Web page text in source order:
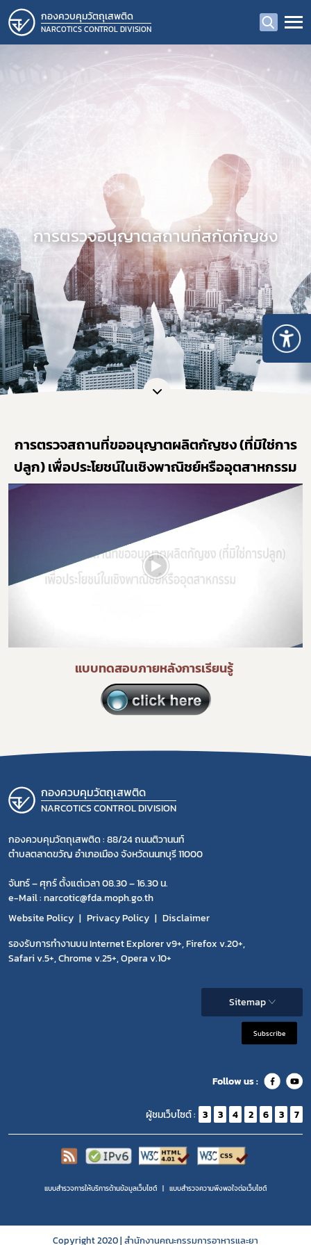
กองควบคุมวัตถุเสพติด
NARCOTICS CONTROL DIVISION
การตรวจอนุญาตสถานที่สกัดกัญชง
การตรวจสถานที่ขออนุญาตผลิตกัญชง (ที่มิใช่การ
ปลูก) เพื่อประโยชน์ในเชิงพาณิชย์หรืออุตสาหกรรม
แบบทดสอบภายหลังการเรียนรู้
กองควบคุมวัตถุเสพติด
NARCOTICS CONTROL DIVISION
กองควบคุมวัตถุเสพติด : 88/24 ถนนติวานนท์
ตำบลตลาดขวัญ อำเภอเมือง จังหวัดนนทบุรี 11000
จันทร์ – ศุกร์ ตั้งแต่เวลา 08.30 – 16.30 น.
e-Mail : narcotic@fda.moph.go.th
Website Policy
Privacy Policy
Disclaimer
รองรับการทำงานบน Internet Explorer v9+, Firefox v.20+,
Safari v.5+, Chrome v.25+, Opera v.10+
Sitemap
Subscribe
Follow us :
ผู้ชมเว็บไซต์ : 3 3 4 2 6 3 7
แบบสำรวจการให้บริการด้านข้อมูลเว็บไซต์ แบบสำรวจความพีงพอใจต่อเว็บไซต์
Copyright 2020 | สำนักงานคณะกรรมการอาหารและยา
เลือกหัวข้อที่ท่านต้องการ Subscribe
ข่าวประชาสัมพันธ์